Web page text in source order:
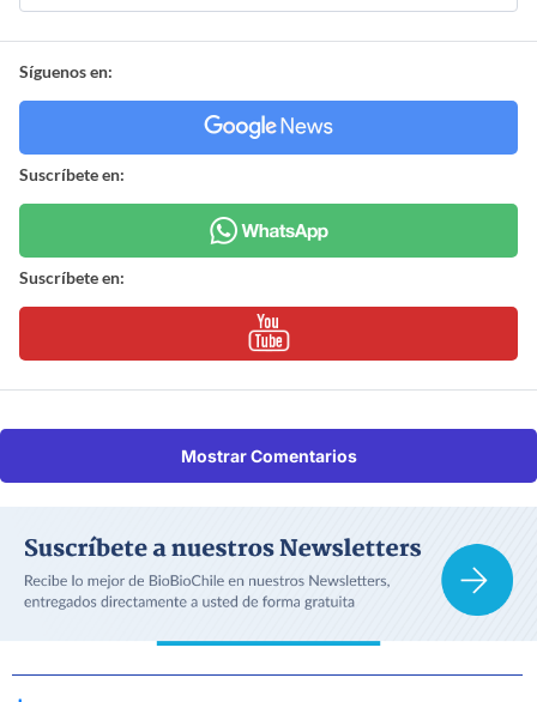
Síguenos en:
Suscríbete en:
Suscríbete en:
Mostrar Comentarios